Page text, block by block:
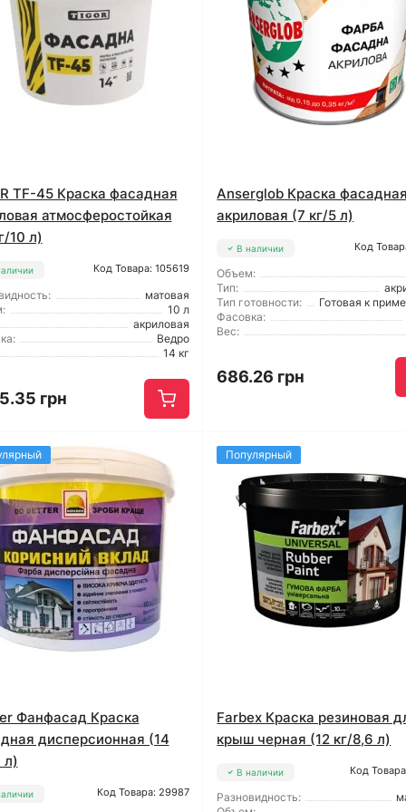
TF-45 Краска фасадная
атмосферостойкая
10 л)
Код Товара: 105619
матовая
10 л
акриловая
Ведро
14 кг
грн
Anserglob Краска
акриловая (7 кг/5 л)
В наличии Код
Объем:
Тип:
Тип готовности:
Готовая к
Фасовка:
Вес:
686.26 грн
Фанфасад Краска
дисперсионная (14
л)
Код Товара: 29987
Популярный
Farbex Краска резиновая
крыш черная (12 кг/8,6 л)
В наличии Код
Разновидность: